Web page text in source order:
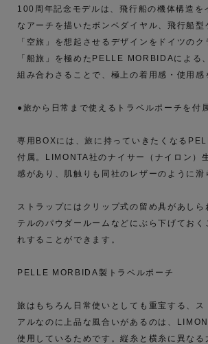
100周年記念モデルは、飛行船の機体構造を
なアーチを描いたボンベダイヤル、飛行船
「空旅」を想起させるデザインをドイツの
「船旅」を極めたPELLE MORBIDAによる
組み合わさることで、極上の着用感・使用感
●旅から日常まで使えるトラベルポーチを付
専用BOXには、旅に持っていきたくなる
付属。LIMONTA社のナイサー（ナイロン）
感があり、肌触りも同社のレザーのように滑
ストラップにはクリップ式の留め具があし
テルのパウダールームなどにぶら下げてお
れすることができます。
PELLE MORBIDA製トラベルポーチ
旅はもちろん日常使いとしても重宝する、
アルなのに上品な風合いがあるのは、
使用しているためです。縦糸と横糸に異な